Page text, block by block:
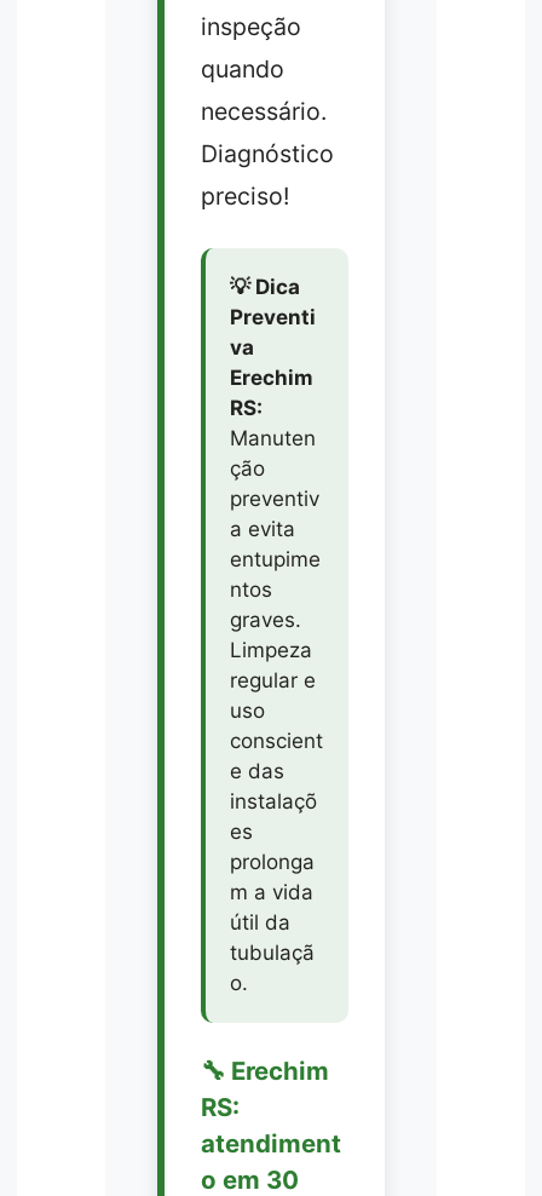
inspeção
quando
necessário.
Diagnóstico
preciso!
💡 Dica
Preventi
va
Erechim
RS:
Manuten
ção
preventiv
a evita
entupime
ntos
graves.
Limpeza
regular e
uso
conscient
e das
instalaçõ
es
prolonga
m a vida
útil da
tubulaçã
o.
🔧 Erechim
RS:
atendiment
o em 30